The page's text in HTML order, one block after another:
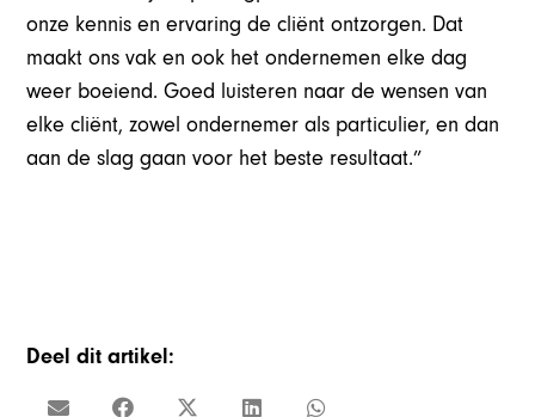
onze kennis en ervaring de cliënt ontzorgen. Dat
maakt ons vak en ook het ondernemen elke dag
weer boeiend. Goed luisteren naar de wensen van
elke cliënt, zowel ondernemer als particulier, en dan
aan de slag gaan voor het beste resultaat.”
Deel dit artikel: